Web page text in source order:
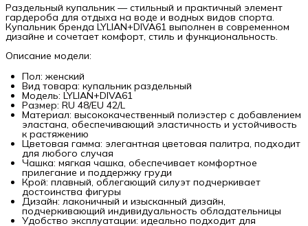
Раздельный купальник — стильный и практичный элемент
гардероба для отдыха на воде и водных видов спорта.
Купальник бренда LYLIAN+DIVA61 выполнен в современном
дизайне и сочетает комфорт, стиль и функциональность.
Описание модели:
Пол: женский
Вид товара: купальник раздельный
Модель: LYLIAN+DIVA61
Размер: RU 48/EU 42/L
Материал: высококачественный полиэстер с добавлением
эластана, обеспечивающий эластичность и устойчивость
к растяжению
Цветовая гамма: элегантная цветовая палитра, подходит
для любого случая
Чашка: мягкая чашка, обеспечивает комфортное
прилегание и поддержку груди
Крой: плавный, облегающий силуэт подчеркивает
достоинства фигуры
Дизайн: лаконичный и изысканный дизайн,
подчеркивающий индивидуальность обладательницы
Удобство эксплуатации: идеально подходит для